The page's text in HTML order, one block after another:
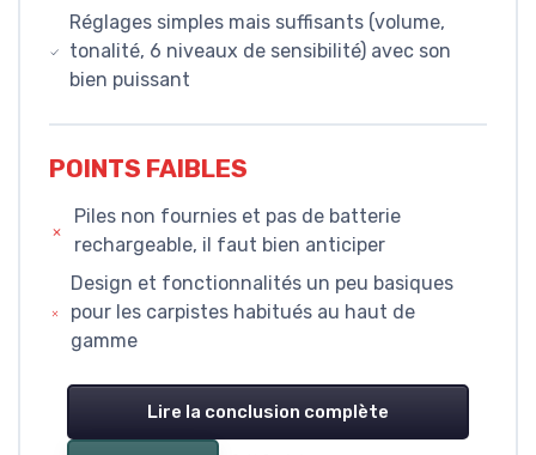
Réglages simples mais suffisants (volume,
tonalité, 6 niveaux de sensibilité) avec son
bien puissant
POINTS FAIBLES
Piles non fournies et pas de batterie
rechargeable, il faut bien anticiper
Design et fonctionnalités un peu basiques
pour les carpistes habitués au haut de
gamme
Lire la conclusion complète